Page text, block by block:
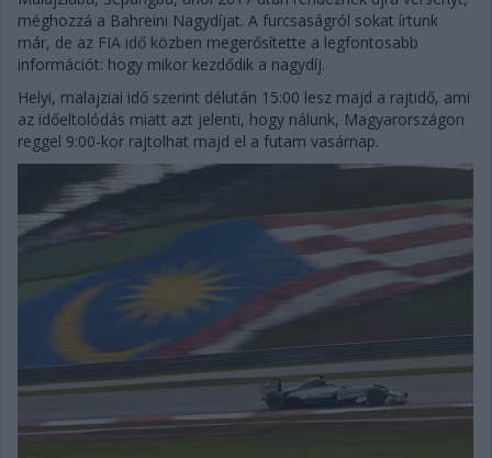
méghozzá a Bahreini Nagydíjat. A furcsaságról sokat írtunk
már, de az FIA idő közben megerősítette a legfontosabb
információt: hogy mikor kezdődik a nagydíj.
Helyi, malajziai idő szerint délután 15:00 lesz majd a rajtidő, ami
az időeltolódás miatt azt jelenti, hogy nálunk, Magyarországon
reggel 9:00-kor rajtolhat majd el a futam vasárnap.